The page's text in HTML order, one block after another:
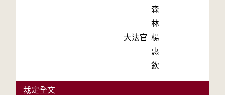
森
林
大法官 楊
惠
欽
裁定全文